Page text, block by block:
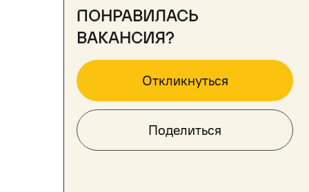
понравилась
вакансия?
Откликнуться
Поделиться